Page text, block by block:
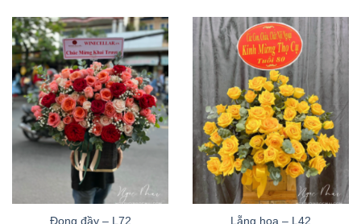
Đong đầy – L72
Lẵng hoa – L42